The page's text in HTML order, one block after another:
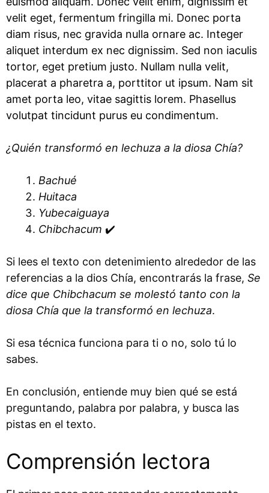
velit eget, fermentum fringilla mi. Donec porta
diam risus, nec gravida nulla ornare ac. Integer
aliquet interdum ex nec dignissim. Sed non iaculis
tortor, eget pretium justo. Nullam nulla velit,
placerat a pharetra a, porttitor ut ipsum. Nam sit
amet porta leo, vitae sagittis lorem. Phasellus
volutpat tincidunt purus eu condimentum.
¿Quién transformó en lechuza a la diosa Chía?
Bachué
Huitaca
Yubecaiguaya
Chibchacum ✔️
Si lees el texto con detenimiento alrededor de las
referencias a la dios Chía, encontrarás la frase, Se
dice que Chibchacum se molestó tanto con la
diosa Chía que la transformó en lechuza.
Si esa técnica funciona para ti o no, solo tú lo
sabes.
En conclusión, entiende muy bien qué se está
preguntando, palabra por palabra, y busca las
pistas en el texto.
Comprensión lectora